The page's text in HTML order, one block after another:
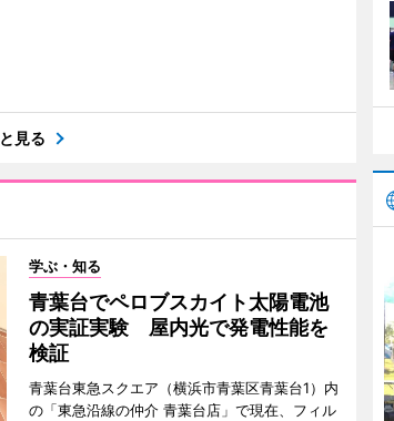
見る
学ぶ・知る
青葉台でペロブスカイト太陽電池
の実証実験 屋内光で発電性能を
検証
青葉台東急スクエア（横浜市青葉区青葉台1）内
の「東急沿線の仲介 青葉台店」で現在、フィル